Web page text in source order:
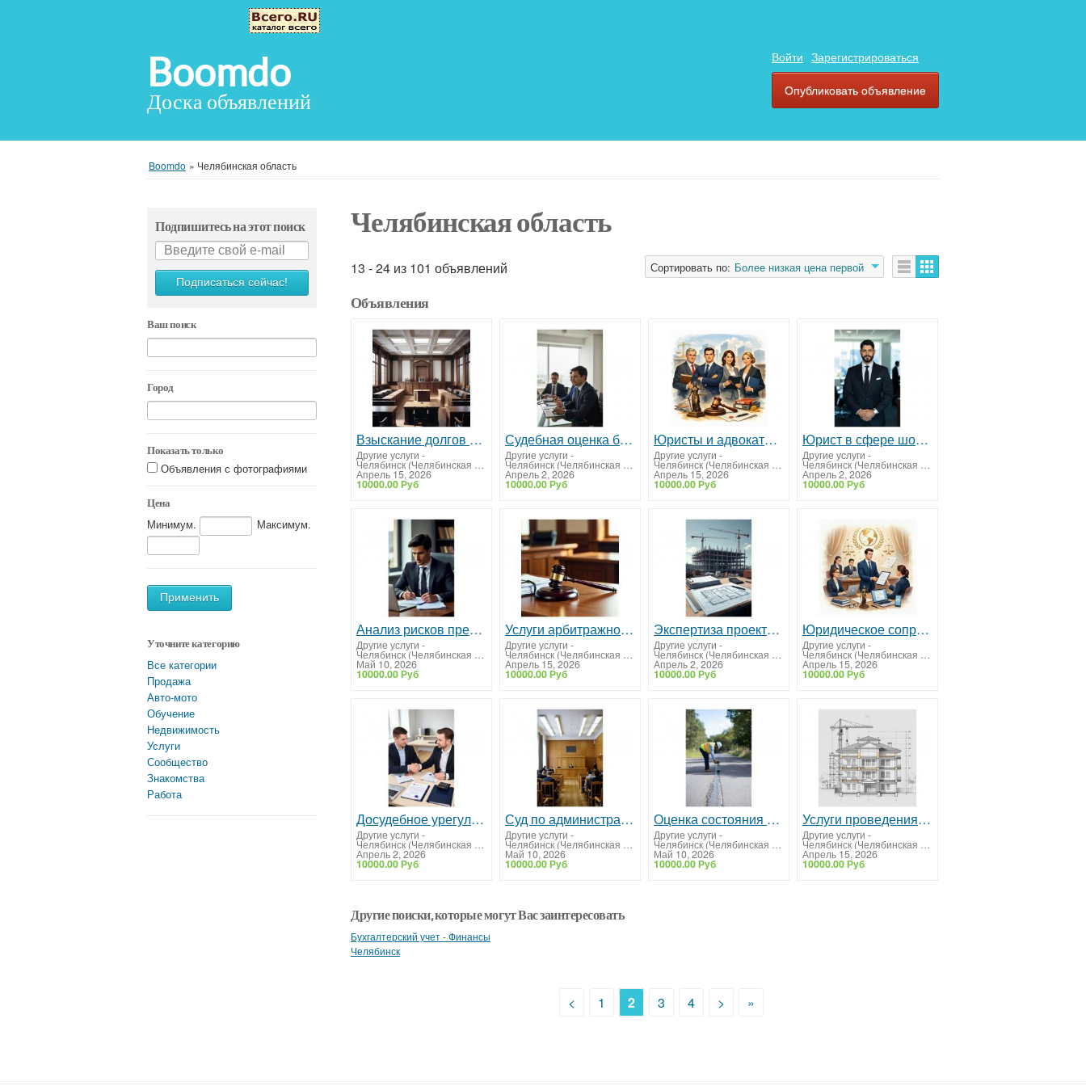
Boomdo
Доска объявлений
Войти Зарегистрироваться
Опубликовать объявление
Boomdo » Челябинская область
Подпишитесь на этот поиск
Подписаться сейчас!
Ваш поиск
Город
Показать только
Объявления с фотографиями
Цена
Минимум. Максимум.
Применить
Уточните категорию
Все категории
Продажа
Авто-мото
Обучение
Недвижимость
Услуги
Сообщество
Знакомства
Работа
Челябинская область
13 - 24 из 101 объявлений Сортировать по: Более низкая цена первой
Объявления
Взыскание долгов с юридических лиц
Другие услуги -
Челябинск (Челябинская область)
Апрель 15, 2026
10000.00 Руб
Судебная оценка бизнеса
Другие услуги -
Челябинск (Челябинская область)
Апрель 2, 2026
10000.00 Руб
Юристы и адвокаты для юридических лиц
Другие услуги -
Челябинск (Челябинская область)
Апрель 15, 2026
10000.00 Руб
Юрист в сфере шоу бизнеса
Другие услуги -
Челябинск (Челябинская область)
Апрель 2, 2026
10000.00 Руб
Анализ рисков предприятия
Другие услуги -
Челябинск (Челябинская область)
Май 10, 2026
10000.00 Руб
Услуги арбитражного юриста
Другие услуги -
Челябинск (Челябинская область)
Апрель 15, 2026
10000.00 Руб
Экспертиза проектно-сметной документации
Другие услуги -
Челябинск (Челябинская область)
Апрель 2, 2026
10000.00 Руб
Юридическое сопровождение и аутсорсинг юриста
Другие услуги -
Челябинск (Челябинская область)
Апрель 15, 2026
10000.00 Руб
Досудебное урегулирование споров для юридических лиц
Другие услуги -
Челябинск (Челябинская область)
Апрель 2, 2026
10000.00 Руб
Суд по административным делам для юридических лиц
Другие услуги -
Челябинск (Челябинская область)
Май 10, 2026
10000.00 Руб
Оценка состояния автомобильных дорог
Другие услуги -
Челябинск (Челябинская область)
Май 10, 2026
10000.00 Руб
Услуги проведения технического обследования зданий и сооружений от компании “За Веру и Правду”
Другие услуги -
Челябинск (Челябинская область)
Апрель 15, 2026
10000.00 Руб
Другие поиски, которые могут Вас заинтересовать
Бухгалтерский учет - Финансы
Челябинск
< 1 2 3 4 > »